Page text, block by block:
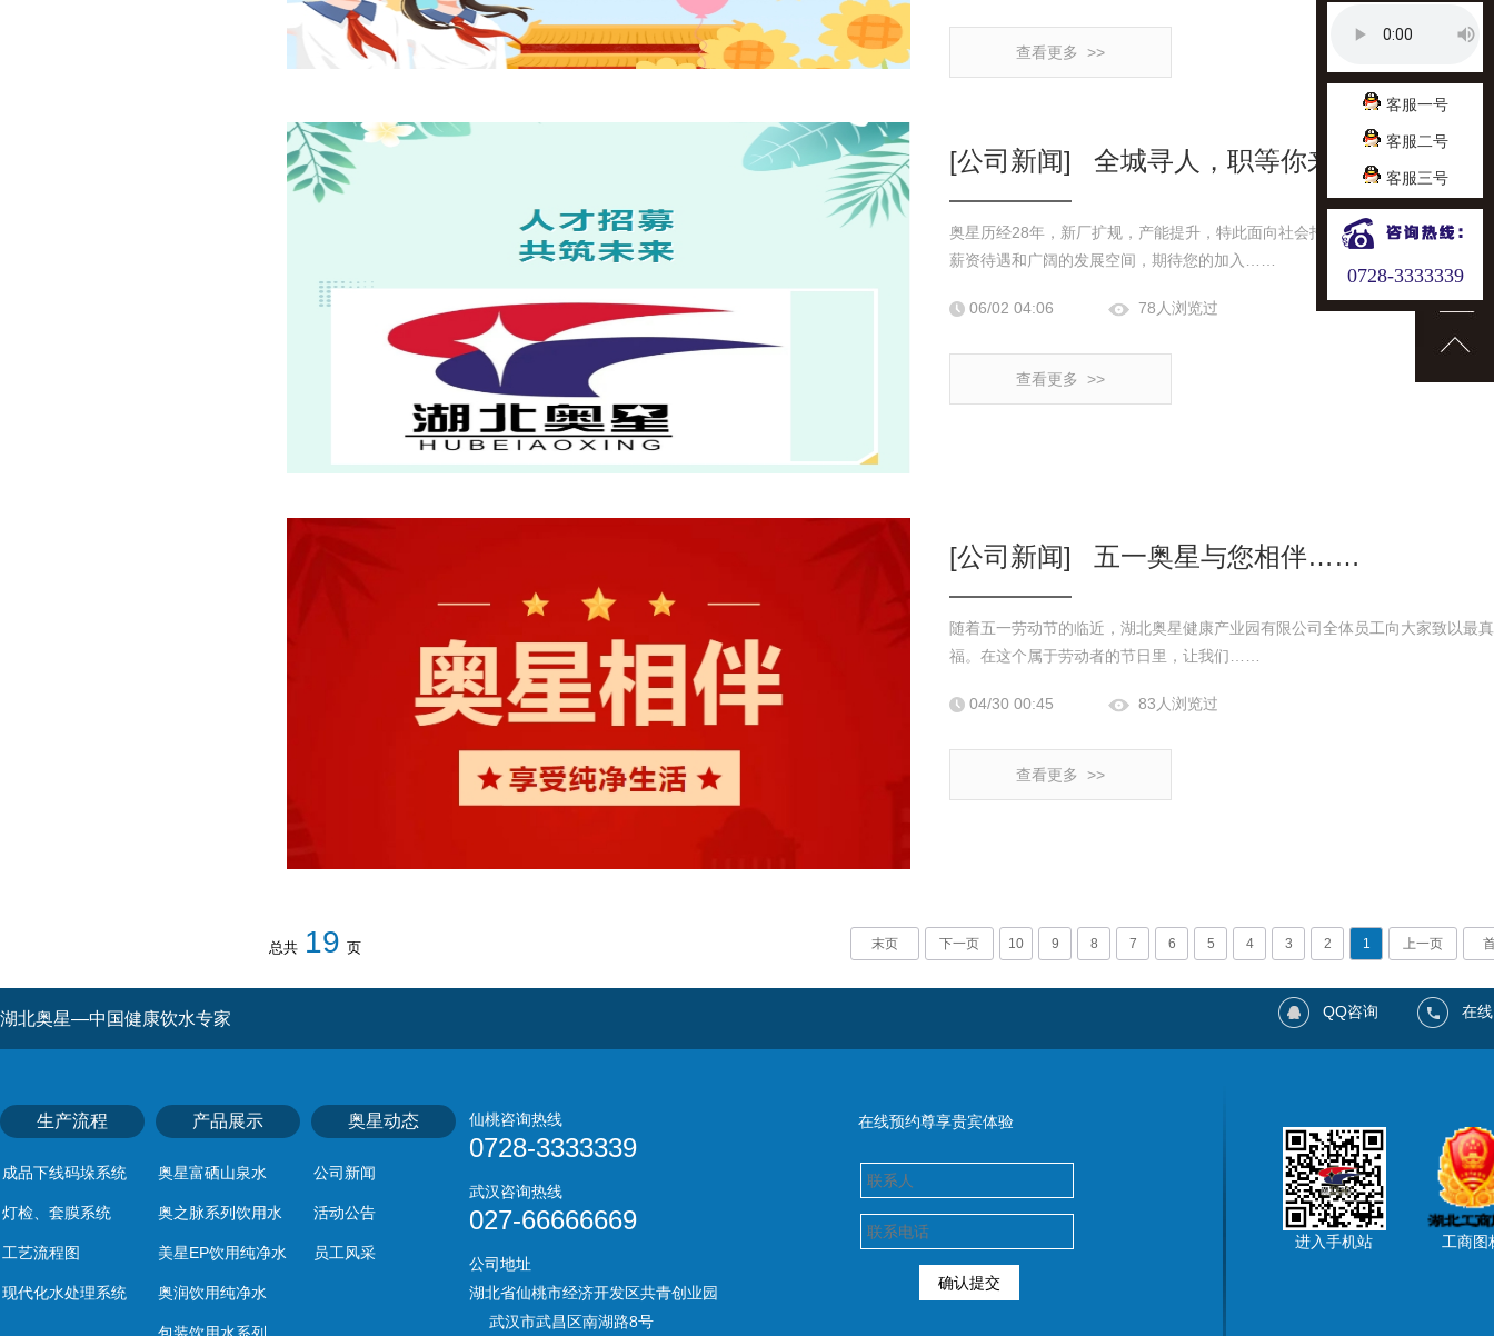
查看更多 >>
[公司新闻] 全城寻人，职等你来……
奥星历经28年，新厂扩规，产能提升，特此面向社会招聘各岗位人才。我们提
薪资待遇和广阔的发展空间，期待您的加入……
06/02 04:06 78人浏览过
查看更多 >>
[公司新闻] 五一奥星与您相伴……
随着五一劳动节的临近，湖北奥星健康产业园有限公司全体员工向大家致以最
福。在这个属于劳动者的节日里，让我们……
04/30 00:45 83人浏览过
查看更多 >>
上一页
1
2
3
4
5
6
7
8
9
10
下一页
末页
总共 19 页
湖北奥星—中国健康饮水专家 QQ咨询 在线
生产流程
成品下线码垛系统
灯检、套膜系统
工艺流程图
现代化水处理系统
产品展示
奥星富硒山泉水
奥之脉系列饮用水
美星EP饮用纯净水
奥润饮用纯净水
奥星动态
公司新闻
活动公告
员工风采
仙桃咨询热线
0728-3333339
武汉咨询热线
027-66666669
公司地址
湖北省仙桃市经济开发区共青创业园
武汉市武昌区南湖路8号
在线预约尊享贵宾体验
工商图
进入手机站
客服一号
客服二号
客服三号
0728-3333339